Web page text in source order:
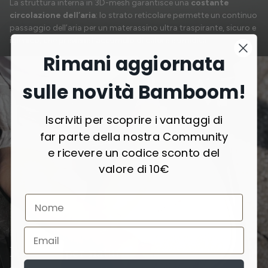
La struttura interna in 3D-mesh garantisce una costante
circolazione dell’aria: lo strato reticolare permette un continuo
passaggio dell’aria per un materassino ultra traspirante, sicuro e
igienico, che previene l’accumulo di calore e umidità.
Morbido per natura
Rimani aggiornata
sulle novità Bamboom!
Iscriviti per scoprire i vantaggi di
far parte della nostra Community
e ricevere un codice sconto del
valore di 10€